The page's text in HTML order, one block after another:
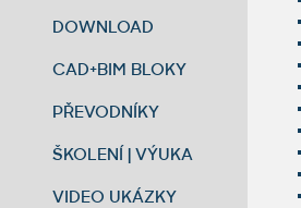
DOWNLOAD
CAD+BIM BLOKY
PŘEVODNÍKY
ŠKOLENÍ | VÝUKA
VIDEO UKÁZKY